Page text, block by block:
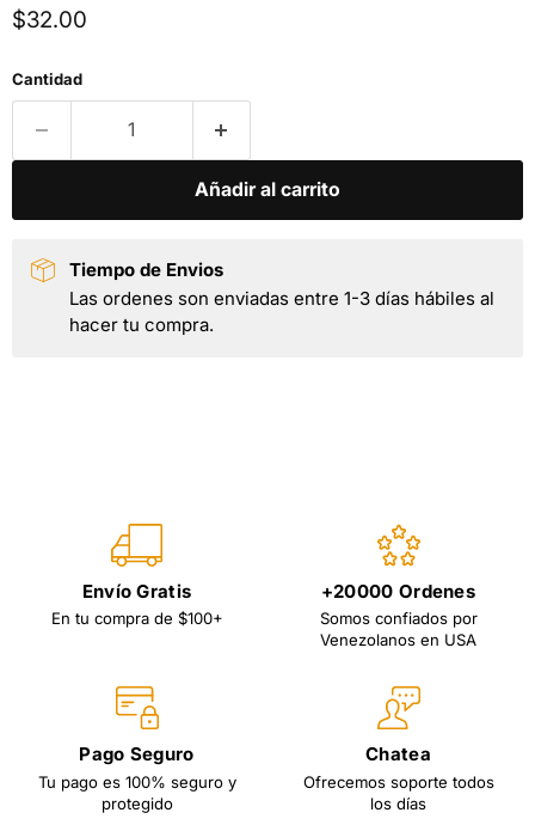
Precio actual
$32.00
Cantidad
Añadir al carrito
Tiempo de Envios
Las ordenes son enviadas entre 1-3 días hábiles al
hacer tu compra.
Envío Gratis
En tu compra de $100+
+20000 Ordenes
Somos confiados por
Venezolanos en USA
Pago Seguro
Tu pago es 100% seguro y
protegido
Chatea
Ofrecemos soporte todos
los días